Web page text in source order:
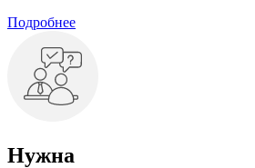
Подробнее
Нужна